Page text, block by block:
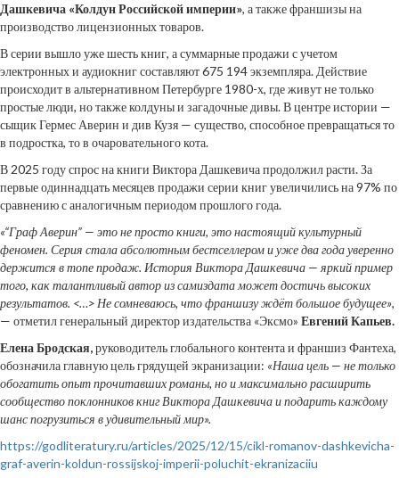
Дашкевича «Колдун Российской империи», а также франшизы на
производство лицензионных товаров.
В серии вышло уже шесть книг, а суммарные продажи с учетом
электронных и аудиокниг составляют 675 194 экземпляра. Действие
происходит в альтернативном Петербурге 1980-х, где живут не только
простые люди, но также колдуны и загадочные дивы. В центре истории —
сыщик Гермес Аверин и див Кузя — существо, способное превращаться то
в подростка, то в очаровательного кота.
В 2025 году спрос на книги Виктора Дашкевича продолжил расти. За
первые одиннадцать месяцев продажи серии книг увеличились на 97% по
сравнению с аналогичным периодом прошлого года.
«“Граф Аверин” — это не просто книги, это настоящий культурный
феномен. Серия стала абсолютным бестселлером и уже два года уверенно
держится в топе продаж. История Виктора Дашкевича — яркий пример
того, как талантливый автор из самиздата может достичь высоких
результатов. <…> Не сомневаюсь, что франшизу ждёт большое будущее»,
— отметил генеральный директор издательства «Эксмо» Евгений Капьев.
Елена Бродская,руководитель глобального контента и франшиз Фантеха,
обозначила главную цель грядущей экранизации: «Наша цель — не только
обогатить опыт прочитавших романы, но и максимально расширить
сообщество поклонников книг Виктора Дашкевича и подарить каждому
шанс погрузиться в удивительный мир».
https://godliteratury.ru/articles/2025/12/15/cikl-romanov-dashkevicha-
graf-averin-koldun-rossijskoj-imperii-poluchit-ekranizaciiu